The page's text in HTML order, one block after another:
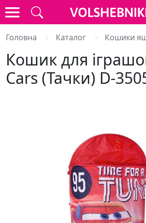
Головна Каталог Кошики
Кошик для
Cars (Тачки) D-